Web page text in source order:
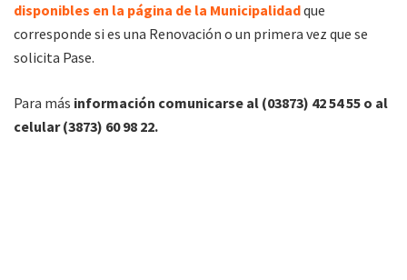
disponibles en la página de la Municipalidadque
corresponde si es una Renovación o un primera vez que se
solicita Pase.
Para más información comunicarse al (03873) 42 54 55 o al
celular (3873) 60 98 22.